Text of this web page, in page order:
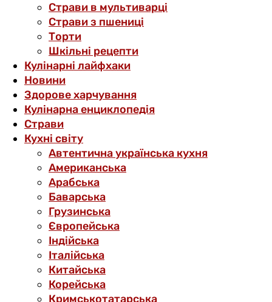
Страви в мультиварці
Страви з пшениці
Торти
Шкільні рецепти
Кулінарні лайфхаки
Новини
Здорове харчування
Кулінарна енциклопедія
Страви
Кухні світу
Автентична українська кухня
Американська
Арабська
Баварська
Грузинська
Європейська
Індійська
Італійська
Китайська
Корейська
Кримськотатарська